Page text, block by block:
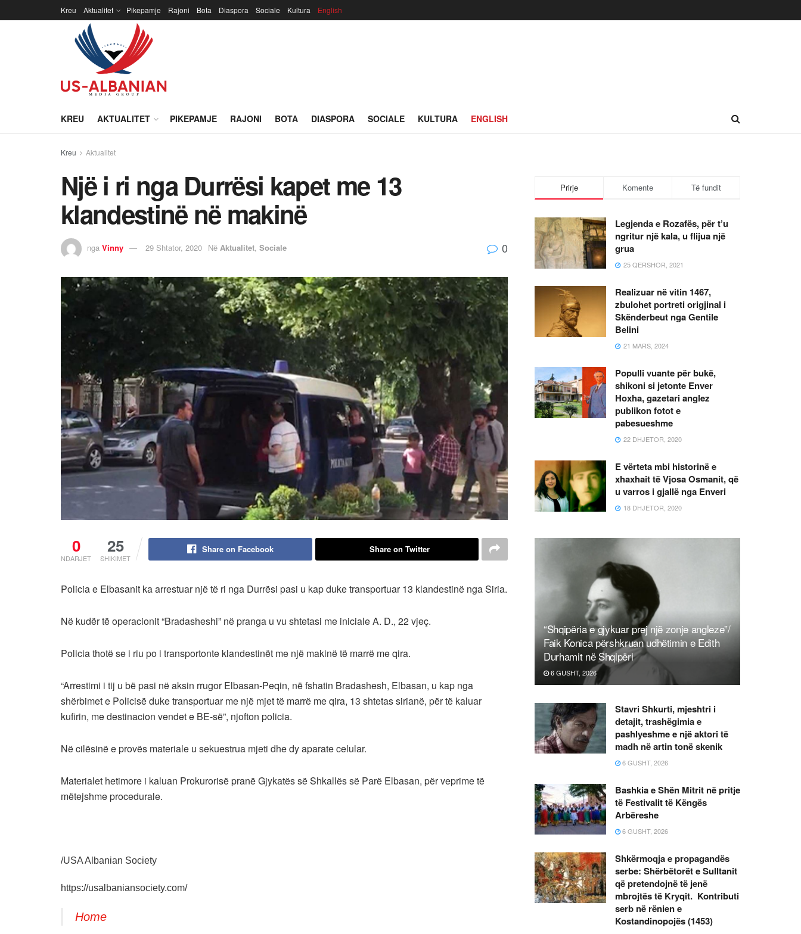
Kreu Aktualitet Pikepamje Rajoni Bota Diaspora Sociale Kultura English
KREU AKTUALITET PIKEPAMJE RAJONI BOTA DIASPORA SOCIALE KULTURA ENGLISH
Kreu Aktualitet
Një i ri nga Durrësi kapet me 13
klandestinë në makinë
nga Vinny 29 Shtator, 2020 Në Aktualitet, Sociale 0
0
NDARJET
25
SHIKIMET
Share on Facebook Share on Twitter
Policia e Elbasanit ka arrestuar një të ri nga Durrësi pasi u kap duke transportuar 13 klandestinë nga Siria.
Në kudër të operacionit “Bradasheshi” në pranga u vu shtetasi me iniciale A. D., 22 vjeç.
Policia thotë se i riu po i transportonte klandestinët me një makinë të marrë me qira.
“Arrestimi i tij u bë pasi në aksin rrugor Elbasan-Peqin, në fshatin Bradashesh, Elbasan, u kap nga
shërbimet e Policisë duke transportuar me një mjet të marrë me qira, 13 shtetas sirianë, për të kaluar
kufirin, me destinacion vendet e BE-së”, njofton policia.
Në cilësinë e provës materiale u sekuestrua mjeti dhe dy aparate celular.
Materialet hetimore i kaluan Prokurorisë pranë Gjykatës së Shkallës së Parë Elbasan, për veprime të
mëtejshme procedurale.
/USA Albanian Society
https://usalbaniansociety.com/
Home
Prirje Komente Të fundit
Legjenda e Rozafës, për t’u
ngritur një kala, u flijua një
grua
25 QERSHOR, 2021
Realizuar në vitin 1467,
zbulohet portreti origjinal i
Skënderbeut nga Gentile
Belini
21 MARS, 2024
Populli vuante për bukë,
shikoni si jetonte Enver
Hoxha, gazetari anglez
publikon fotot e
pabesueshme
22 DHJETOR, 2020
E vërteta mbi historinë e
xhaxhait të Vjosa Osmanit, që
u varros i gjallë nga Enveri
18 DHJETOR, 2020
“Shqipëria e gjykuar prej një zonje angleze”/
Faik Konica përshkruan udhëtimin e Edith
Durhamit në Shqipëri
6 GUSHT, 2026
Stavri Shkurti, mjeshtri i
detajit, trashëgimia e
pashlyeshme e një aktori të
madh në artin tonë skenik
6 GUSHT, 2026
Bashkia e Shën Mitrit në pritje
të Festivalit të Këngës
Arbëreshe
6 GUSHT, 2026
Shkërmoqja e propagandës
serbe: Shërbëtorët e Sulltanit
që pretendojnë të jenë
mbrojtës të Kryqit. Kontributi
serb në rënien e
Kostandinopojës (1453)